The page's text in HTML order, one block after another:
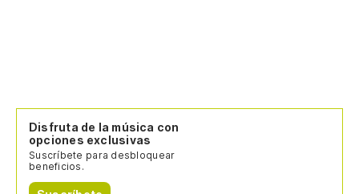
Disfruta de la música con
opciones exclusivas
Suscríbete para desbloquear
beneficios.